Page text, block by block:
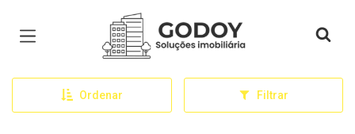
Página inicial
Ordenar Filtrar